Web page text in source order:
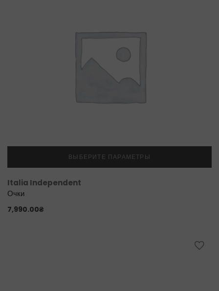
ВЫБЕРИТЕ ПАРАМЕТРЫ
Italia Independent
Очки
7,990.00₴